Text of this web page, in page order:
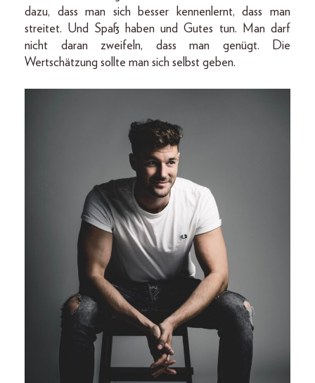
dazu, dass man sich besser kennenlernt, dass man
streitet. Und Spaß haben und Gutes tun. Man darf
nicht daran zweifeln, dass man genügt. Die
Wertschätzung sollte man sich selbst geben.